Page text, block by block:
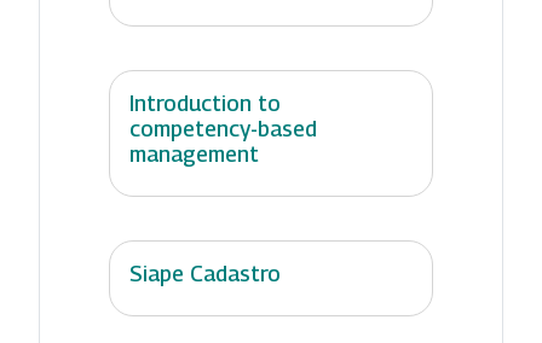
Introduction to
competency-based
management
Siape Cadastro